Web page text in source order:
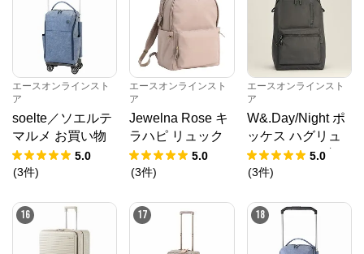
エースオンラインスト
ア
soelte／ソエルテ
マルメ お買い物
キャリー 27L 359
83
5.0
(3件)
エースオンラインスト
ア
Jewelna Rose キ
ラハピ リュック
A4 14.0インチPC
16212
5.0
(3件)
エースオンラインスト
ア
W&.Day/Night ポ
ッケス ハグリュ
ック A4サイズ 1
4.0インチPC収納
5.0
(3件)
16 17 18